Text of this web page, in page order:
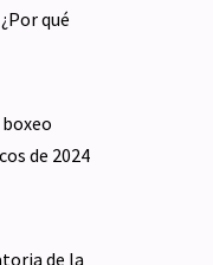
qué
de 2024
de la